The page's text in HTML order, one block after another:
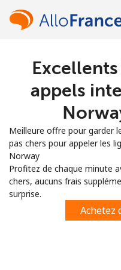
Vous avez déjà un
appels
Meilleure offre pour garder
pas chers pour appeler les
Norway
Profitez de chaque minute
chers, aucuns frais
surprise.
Achetez